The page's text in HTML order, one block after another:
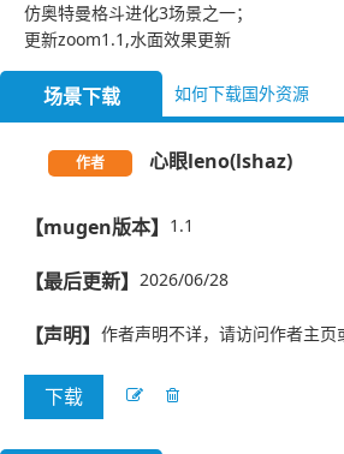
仿奥特曼格斗进化3场景之一；
更新zoom1.1,水面效果更新
场景下载 如何下载国外资源
作者 心眼leno(lshaz)
【mugen版本】 1.1
【最后更新】 2026/06/28
【声明】 作者声明不详，请访问作者主页
下载